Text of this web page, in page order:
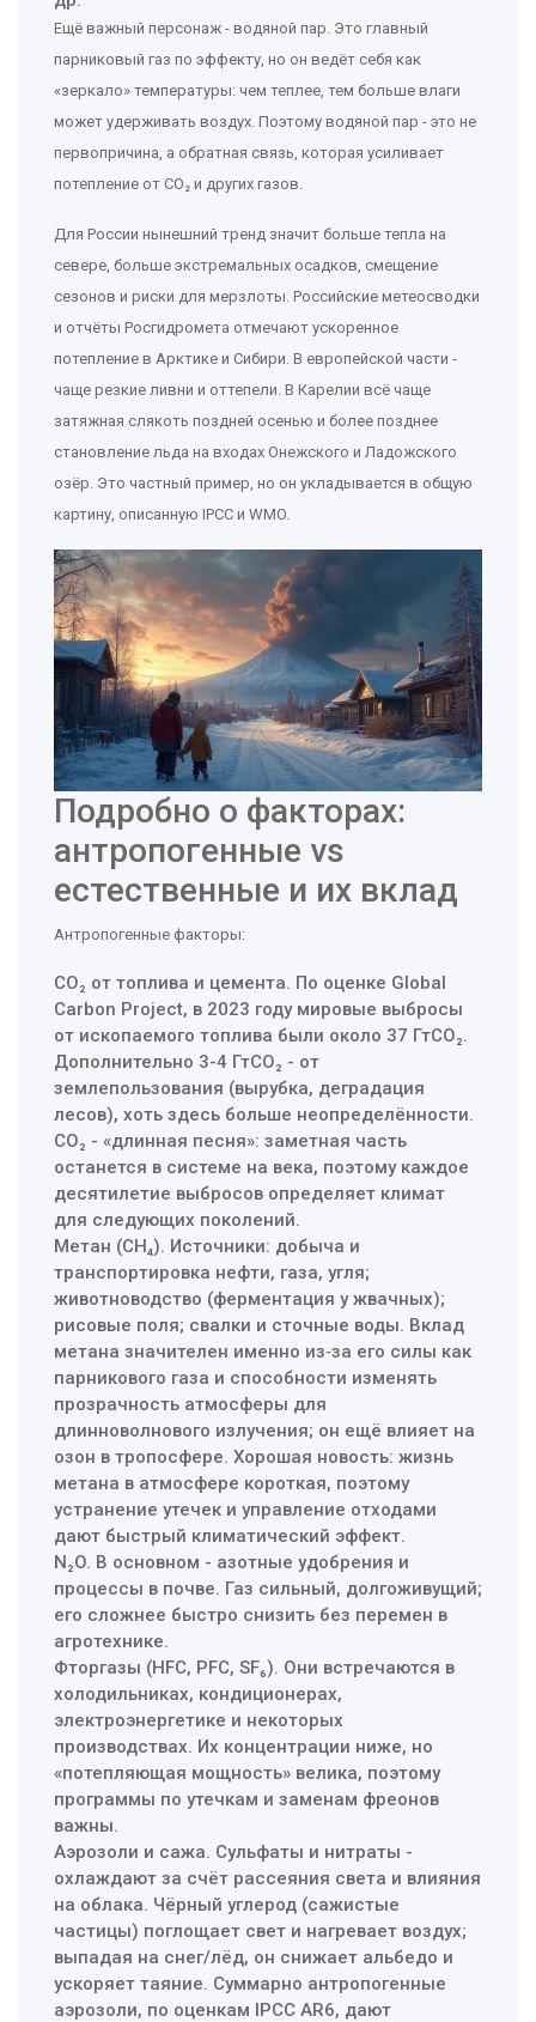
Ещё важный персонаж - водяной пар. Это главный
парниковый газ по эффекту, но он ведёт себя как
«зеркало» температуры: чем теплее, тем больше влаги
может удерживать воздух. Поэтому водяной пар - это не
первопричина, а обратная связь, которая усиливает
потепление от CO₂ и других газов.
Для России нынешний тренд значит больше тепла на
севере, больше экстремальных осадков, смещение
сезонов и риски для мерзлоты. Российские метеосводки
и отчёты Росгидромета отмечают ускоренное
потепление в Арктике и Сибири. В европейской части -
чаще резкие ливни и оттепели. В Карелии всё чаще
затяжная слякоть поздней осенью и более позднее
становление льда на входах Онежского и Ладожского
озёр. Это частный пример, но он укладывается в общую
картину, описанную IPCC и WMO.
Подробно о факторах:
антропогенные vs
естественные и их вклад
Антропогенные факторы:
CO₂ от топлива и цемента. По оценке Global
Carbon Project, в 2023 году мировые выбросы
от ископаемого топлива были около 37 ГтCO₂.
Дополнительно 3-4 ГтCO₂ - от
землепользования (вырубка, деградация
лесов), хоть здесь больше неопределённости.
CO₂ - «длинная песня»: заметная часть
останется в системе на века, поэтому каждое
десятилетие выбросов определяет климат
для следующих поколений.
Метан (CH₄). Источники: добыча и
транспортировка нефти, газа, угля;
животноводство (ферментация у жвачных);
рисовые поля; свалки и сточные воды. Вклад
метана значителен именно из‑за его силы как
парникового газа и способности изменять
прозрачность атмоcферы для
длинноволнового излучения; он ещё влияет на
озон в тропосфере. Хорошая новость: жизнь
метана в атмосфере короткая, поэтому
устранение утечек и управление отходами
дают быстрый климатический эффект.
N₂O. В основном - азотные удобрения и
процессы в почве. Газ сильный, долгоживущий;
его сложнее быстро снизить без перемен в
агротехнике.
Фторгазы (HFC, PFC, SF₆). Они встречаются в
холодильниках, кондиционерах,
электроэнергетике и некоторых
производствах. Их концентрации ниже, но
«потепляющая мощность» велика, поэтому
программы по утечкам и заменам фреонов
важны.
Аэрозоли и сажа. Сульфаты и нитраты -
охлаждают за счёт рассеяния света и влияния
на облака. Чёрный углерод (сажистые
частицы) поглощает свет и нагревает воздух;
выпадая на снег/лёд, он снижает альбедо и
ускоряет таяние. Суммарно антропогенные
аэрозоли, по оценкам IPCC AR6, дают